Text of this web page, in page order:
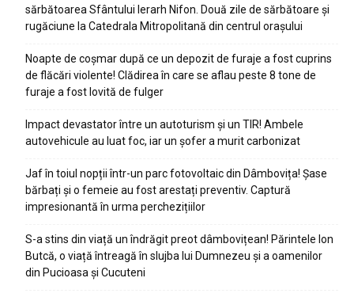
sărbătoarea Sfântului Ierarh Nifon. Două zile de sărbătoare și
rugăciune la Catedrala Mitropolitană din centrul orașului
Noapte de coșmar după ce un depozit de furaje a fost cuprins
de flăcări violente! Clădirea în care se aflau peste 8 tone de
furaje a fost lovită de fulger
Impact devastator între un autoturism și un TIR! Ambele
autovehicule au luat foc, iar un șofer a murit carbonizat
Jaf în toiul nopții într-un parc fotovoltaic din Dâmbovița! Șase
bărbați și o femeie au fost arestați preventiv. Captură
impresionantă în urma perchezițiilor
S-a stins din viață un îndrăgit preot dâmbovițean! Părintele Ion
Butcă, o viață întreagă în slujba lui Dumnezeu și a oamenilor
din Pucioasa și Cucuteni